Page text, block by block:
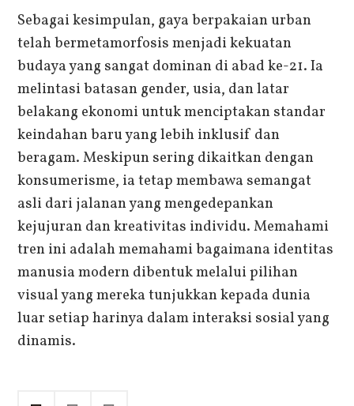
Sebagai kesimpulan, gaya berpakaian urban
telah bermetamorfosis menjadi kekuatan
budaya yang sangat dominan di abad ke-21. Ia
melintasi batasan gender, usia, dan latar
belakang ekonomi untuk menciptakan standar
keindahan baru yang lebih inklusif dan
beragam. Meskipun sering dikaitkan dengan
konsumerisme, ia tetap membawa semangat
asli dari jalanan yang mengedepankan
kejujuran dan kreativitas individu. Memahami
tren ini adalah memahami bagaimana identitas
manusia modern dibentuk melalui pilihan
visual yang mereka tunjukkan kepada dunia
luar setiap harinya dalam interaksi sosial yang
dinamis.